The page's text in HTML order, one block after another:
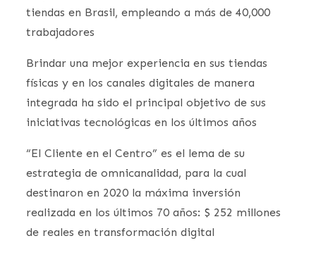
tiendas en Brasil, empleando a más de 40,000
trabajadores
Brindar una mejor experiencia en sus tiendas
físicas y en los canales digitales de manera
integrada ha sido el principal objetivo de sus
iniciativas tecnológicas en los últimos años
“El Cliente en el Centro” es el lema de su
estrategia de omnicanalidad, para la cual
destinaron en 2020 la máxima inversión
realizada en los últimos 70 años: $ 252 millones
de reales en transformación digital